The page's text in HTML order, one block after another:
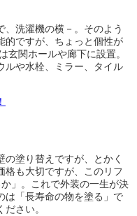
洗濯機の横－。そのよう
的ですが、ちょっと個性が
玄関ホールや廊下に設置。
ルや水栓、ミラー、タイル
塗り替えですが、とかく
格も大切ですが、このリフ
」。これで外装の一生が決
は「長寿命の物を塗る」で
さい。